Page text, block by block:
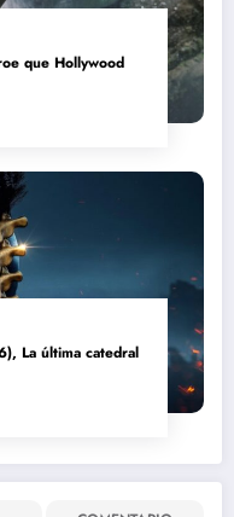
que Hollywood
La última catedral